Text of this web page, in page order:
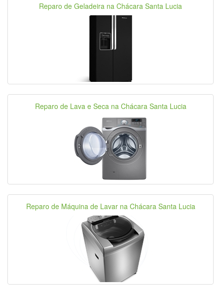
Reparo de Geladeira na Chácara Santa Lucia
Reparo de Lava e Seca na Chácara Santa Lucia
Reparo de Máquina de Lavar na Chácara Santa Lucia